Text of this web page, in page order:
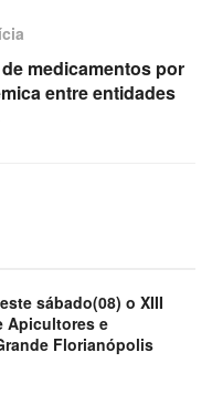
medicamentos por
entre entidades
sábado(08) o XIII
Apicultores e
Florianópolis